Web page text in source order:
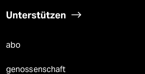
Unterstützen
abo
genossenschaft